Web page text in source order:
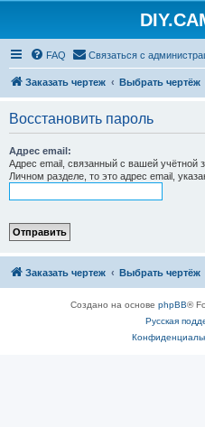
FAQ Связаться с
Заказать чертеж Выбрать чертёж
Восстановить пароль
Адрес email:
Адрес email, связанный с вашей учётной
Личном разделе, то это адрес email,
Заказать чертеж Выбрать чертёж
Создано на основе phpBB®
Русская